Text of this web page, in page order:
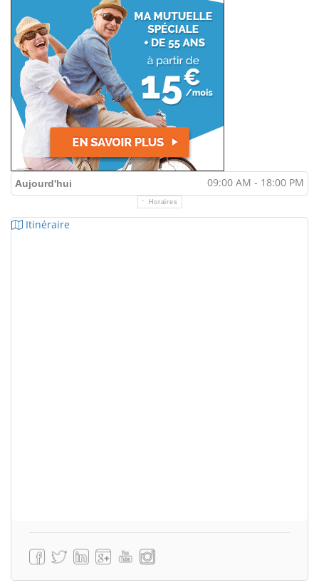
Aujourd'hui 09:00 AM - 18:00 PM
Horaires
Itinéraire